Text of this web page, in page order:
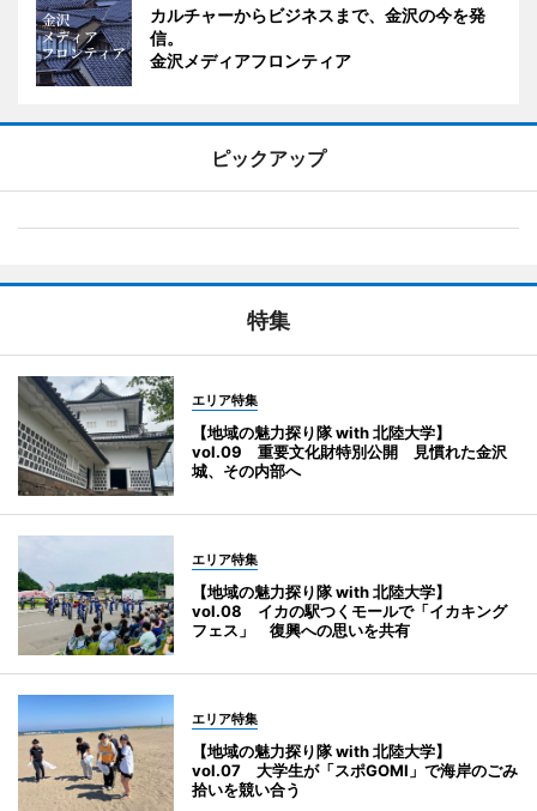
カルチャーからビジネスまで、金沢の今を発
信。
金沢メディアフロンティア
ピックアップ
特集
エリア特集
【地域の魅力探り隊 with 北陸大学】
vol.09 重要文化財特別公開 見慣れた金沢
城、その内部へ
エリア特集
【地域の魅力探り隊 with 北陸大学】
vol.08 イカの駅つくモールで「イカキング
フェス」 復興への思いを共有
エリア特集
【地域の魅力探り隊 with 北陸大学】
vol.07 大学生が「スポGOMI」で海岸のごみ
拾いを競い合う